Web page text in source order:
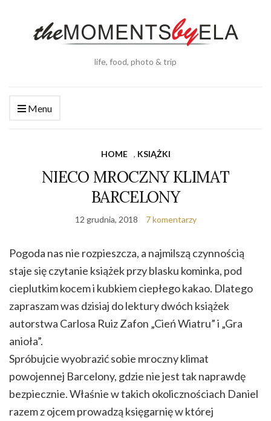
life, food, photo & trip
Menu
HOME , KSIĄŻKI
NIECO MROCZNY KLIMAT
BARCELONY
12 grudnia, 2018 7 komentarzy
Pogoda nas nie rozpieszcza, a najmilszą czynnością
staje się czytanie książek przy blasku kominka, pod
cieplutkim kocem i kubkiem ciepłego kakao. Dlatego
zapraszam was dzisiaj do lektury dwóch książek
autorstwa Carlosa Ruiz Zafon „Cień Wiatru” i „Gra
anioła”.
Spróbujcie wyobrazić sobie mroczny klimat
powojennej Barcelony, gdzie nie jest tak naprawdę
bezpiecznie. Właśnie w takich okolicznościach Daniel
razem z ojcem prowadzą księgarnię w której